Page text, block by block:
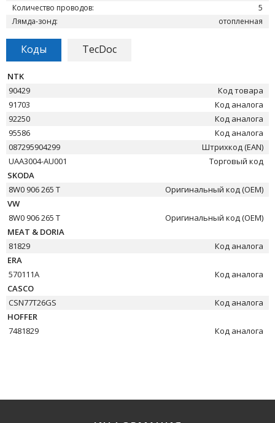
Количество проводов:
5
Лямда-зонд:
отопленная
Коды TecDoc
NTK
90429
Код товара
91703
Код аналога
92250
Код аналога
95586
Код аналога
087295904299
Штрихкод (EAN)
UAA3004-AU001
Торговый код
SKODA
8W0 906 265 T
Оригинальный код (OEM)
VW
8W0 906 265 T
Оригинальный код (OEM)
MEAT & DORIA
81829
Код аналога
ERA
570111A
Код аналога
CASCO
CSN77T26GS
Код аналога
HOFFER
7481829
Код аналога